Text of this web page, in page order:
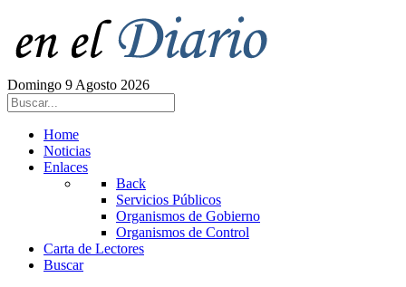
Domingo 9 Agosto 2026
Home
Noticias
Enlaces
Back
Servicios Públicos
Organismos de Gobierno
Organismos de Control
Carta de Lectores
Buscar